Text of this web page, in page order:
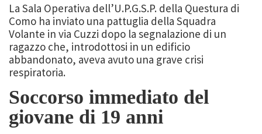
La Sala Operativa dell’U.P.G.S.P. della Questura di
Como ha inviato una pattuglia della Squadra
Volante in via Cuzzi dopo la segnalazione di un
ragazzo che, introdottosi in un edificio
abbandonato, aveva avuto una grave crisi
respiratoria.
Soccorso immediato del
giovane di 19 anni